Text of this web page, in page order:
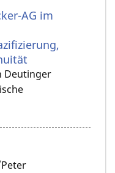
AG im
Deutinger